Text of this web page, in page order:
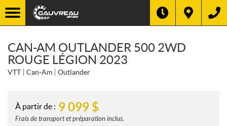
CAN-AM OUTLANDER 500 2WD
ROUGE LÉGION 2023
VTT Can-Am Outlander
À partir de : 9 099 $
Frais de transport et préparation inclus.